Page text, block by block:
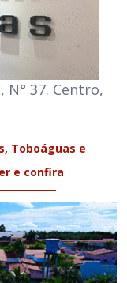
N° 37. Centro,
Toboáguas e
e confira